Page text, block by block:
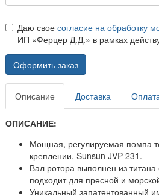
Даю свое согласие на обработку
ИП «Ферцер Д.Д.» в рамках
Оформить заказ
Описание Доставка
ОПИСАНИЕ:
Мощная, регулируемая помпа
креплении, Sunsun JVP-231.
Вал ротора выполнен из титана
подходит для пресной и
Уникальный запатентованный